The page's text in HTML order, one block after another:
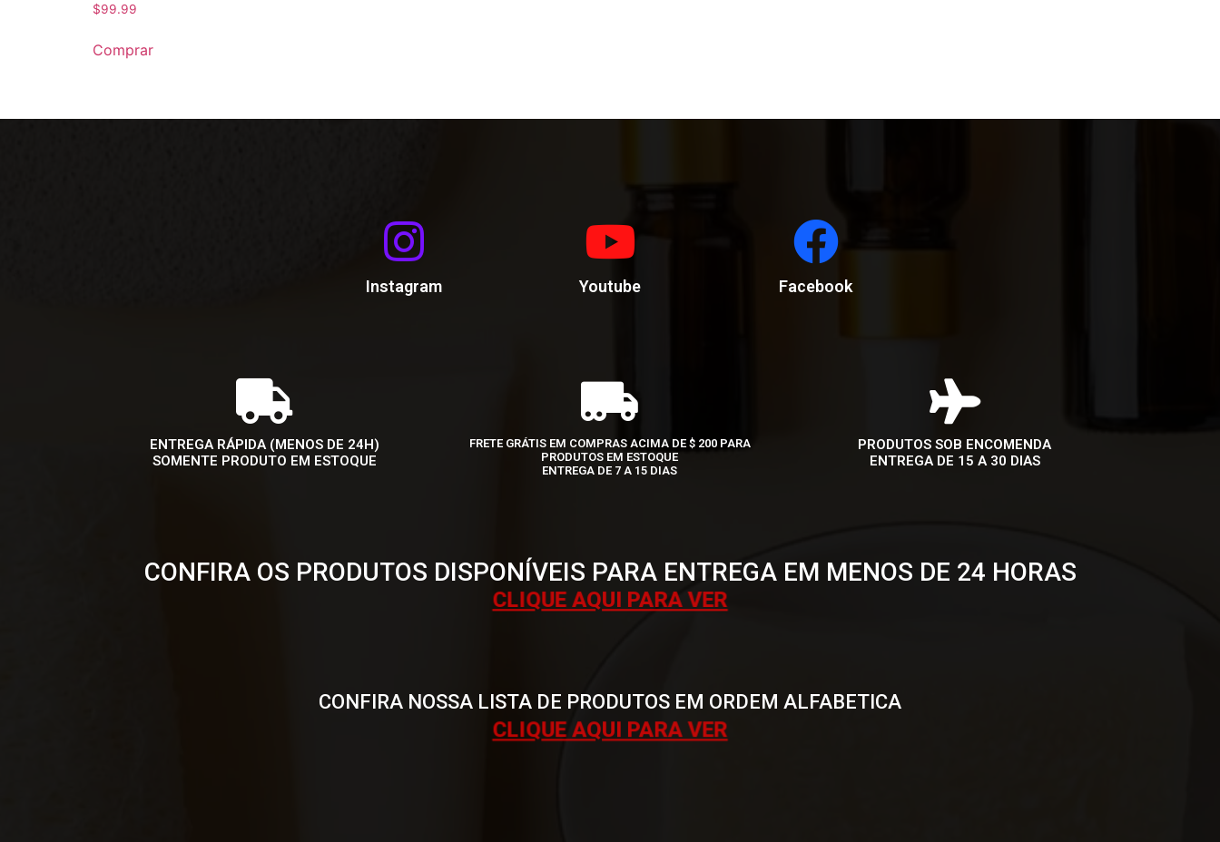
$99.99
Comprar
Instagram Youtube Facebook
ENTREGA RÁPIDA (MENOS DE 24H)
SOMENTE PRODUTO EM ESTOQUE
FRETE GRÁTIS EM COMPRAS ACIMA DE $ 200 PARA
PRODUTOS EM ESTOQUE
ENTREGA DE 7 A 15 DIAS
PRODUTOS SOB ENCOMENDA
ENTREGA DE 15 A 30 DIAS
CONFIRA OS PRODUTOS DISPONÍVEIS PARA ENTREGA EM MENOS DE 24 HORAS
CLIQUE AQUI PARA VER
CONFIRA NOSSA LISTA DE PRODUTOS EM ORDEM ALFABETICA
CLIQUE AQUI PARA VER